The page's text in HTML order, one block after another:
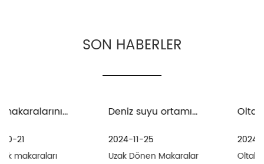
SON HABERLER
Deniz suyu ortamında uzak eğirme makaralarının bakım ve bakımı için önlemler nelerdir?
Uzak Dönen Makaralar
Olta takımı ve oltaların bakımı için alınması gereken önlemler nelerdir?
Oltalar balıkçılık